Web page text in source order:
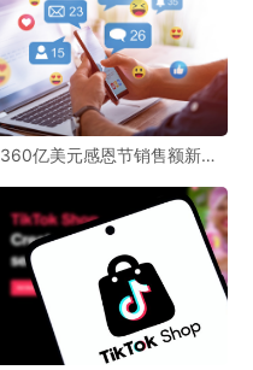
360亿美元感恩节销售额新纪
新风潮！